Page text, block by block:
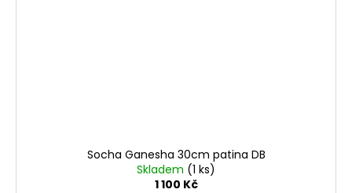
Socha Ganesha 30cm patina DB
Skladem (1 ks)
1 100 Kč